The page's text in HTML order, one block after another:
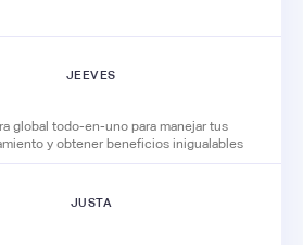
JEEVES
global todo-en-uno para manejar tus
y obtener beneficios inigualables
JUSTA